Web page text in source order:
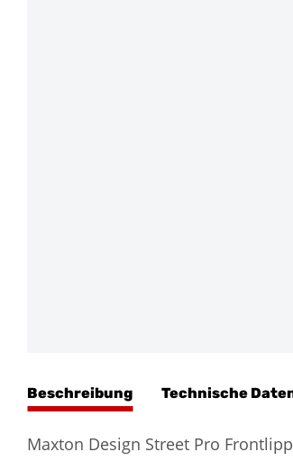
Beschreibung Technische
Maxton Design Street Pro